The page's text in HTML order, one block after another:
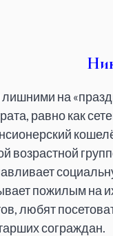
на
равно как
возрастной
пожилым на их
любят
сограждан.